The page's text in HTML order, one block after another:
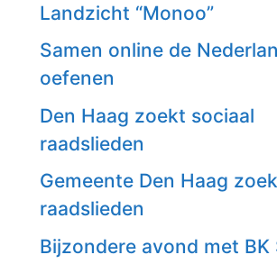
Landzicht “Monoo”
Samen online de
oefenen
Den Haag zoekt sociaal
raadslieden
Gemeente Den Haag
raadslieden
Bijzondere avond met BK